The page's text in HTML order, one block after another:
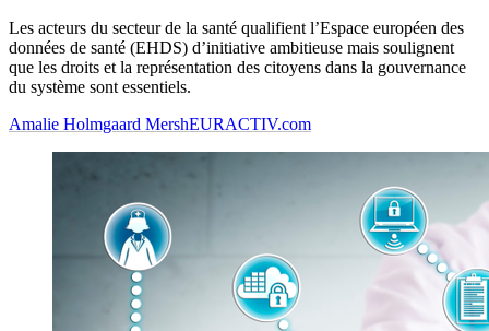
Les acteurs du secteur de la santé qualifient l’Espace européen des
données de santé (EHDS) d’initiative ambitieuse mais soulignent
que les droits et la représentation des citoyens dans la gouvernance
du système sont essentiels.
Amalie Holmgaard MershEURACTIV.com